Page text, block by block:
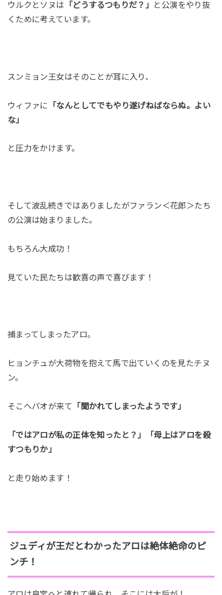
ウルクとソヌは 「どうするつもりだ？」
と公演をやり抜
くために考えています。
スンミョン王女はそのことが耳に入り、
ウィファに
「なんとしてでもやり遂げねばならぬ。よい
な」
と圧力をかけます。
そして波乱続きではありましたがファラン＜花郎＞たち
の公演は始まりました。
もちろん大成功！
見ていた民たちは歓喜の声で喜びます！
捕まってしまったアロ。
ヒョンチュが大荷物を抱えて馬で出ていくのを見たチヌ
ン。
そこへパオが来て 「聞かれてしまったようです」
「ではアロが私の正体を知ったと？」「母上はアロを殺
すつもりか」
と走り始めます！
ジュディが王だとわかったアロは絶体絶命のピ
ンチ！